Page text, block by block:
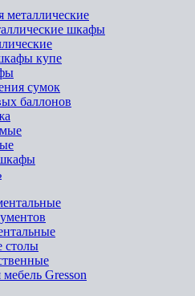
металлические
шкафы
купе
сумок
баллонов
столы
Gresson